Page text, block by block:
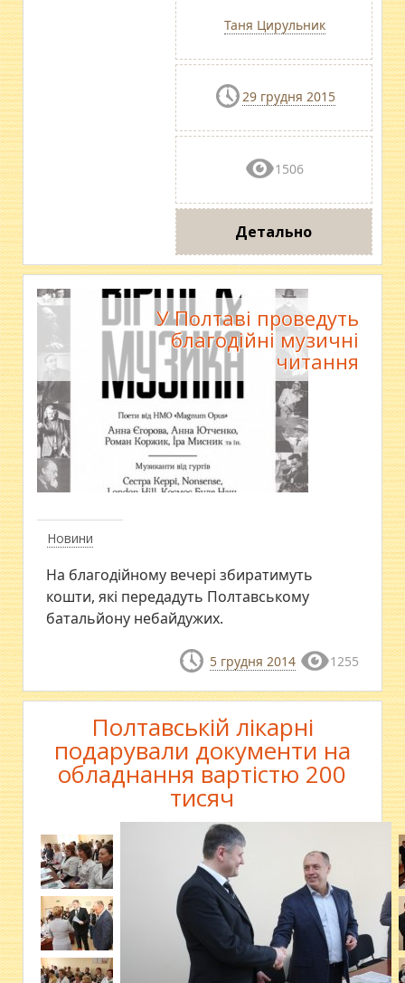
Таня Цирульник
29 грудня 2015
1506
Детально
Новини
У Полтаві проведуть
благодійні музичні
читання
На благодійному вечері збиратимуть
кошти, які передадуть Полтавському
батальйону небайдужих.
5 грудня 2014 1255
Полтавській лікарні
подарували документи на
обладнання вартістю 200
тисяч